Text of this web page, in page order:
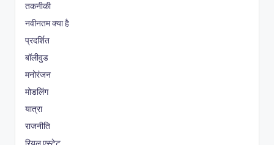
तकनीकी
नवीनतम क्या है
प्रदर्शित
बॉलीवुड
मनोरंजन
मोडलिंग
यात्रा
राजनीति